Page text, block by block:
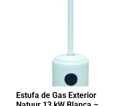
Estufa de Gas Exterior